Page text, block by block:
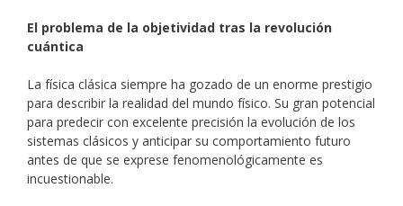
El problema de la objetividad tras la revolución
cuántica
La física clásica siempre ha gozado de un enorme prestigio
para describir la realidad del mundo físico. Su gran potencial
para predecir con excelente precisión la evolución de los
sistemas clásicos y anticipar su comportamiento futuro
antes de que se exprese fenomenológicamente es
incuestionable.